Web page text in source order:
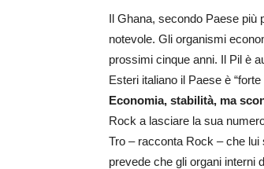
Il Ghana, secondo Paese più
notevole. Gli organismi
prossimi cinque anni. Il Pil è
Esteri italiano il Paese è
Economia, stabilità, ma
Rock a lasciare la sua
Tro – racconta Rock – che
prevede che gli organi interni